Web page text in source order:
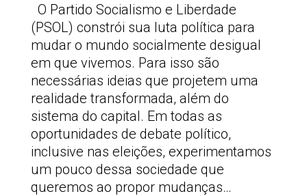
O Partido Socialismo e Liberdade
(PSOL) constrói sua luta política para
mudar o mundo socialmente desigual
em que vivemos. Para isso são
necessárias ideias que projetem uma
realidade transformada, além do
sistema do capital. Em todas as
oportunidades de debate político,
inclusive nas eleições, experimentamos
um pouco dessa sociedade que
queremos ao propor mudanças…